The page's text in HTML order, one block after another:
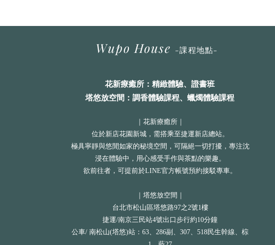
Wupo House -課程地點-
花新療癒所 ：精緻體驗、證書班
塔悠放空間：調香體驗課程、蠟燭體驗課程
｜花新療癒所｜
位於新店花園新城，需搭乘至捷運新店總站。
極具寧靜與悠閒如家的秘境空間，可隔絕一切打擾，專注沈
浸在體驗中，用心感受手作與茶點的樂趣。
欲前往者，可提前於LINE官方帳號預約接駁專車。
｜塔悠放空間｜
​台北市松山區塔悠路97之2號1樓
捷運/南京三民站4號出口步行約10分鐘
公車/ 南松山(塔悠)站：63、286副、307、518民生幹線、棕